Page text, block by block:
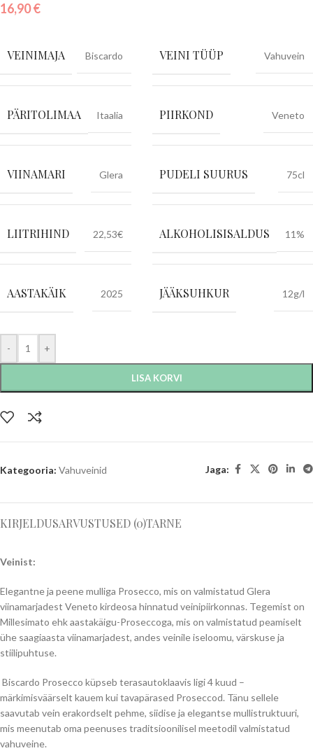
16,90€
VEINIMAJA Biscardo VEINI TÜÜP Vahuvein
PÄRITOLIMAA Itaalia PIIRKOND Veneto
VIINAMARI Glera PUDELI SUURUS 75cl
LIITRIHIND 22,53€ ALKOHOLISISALDUS 11%
AASTAKÄIK 2025 JÄÄKSUHKUR 12g/l
- +
LISA KORVI
Kategooria: Vahuveinid Jaga:
KIRJELDUSARVUSTUSED (0)TARNE
Veinist:
Elegantne ja peene mulliga Prosecco, mis on valmistatud Glera
viinamarjadest Veneto kirdeosa hinnatud veinipiirkonnas. Tegemist on
Millesimato ehk aastakäigu-Proseccoga, mis on valmistatud peamiselt
ühe saagiaasta viinamarjadest, andes veinile iseloomu, värskuse ja
stiilipuhtuse.
Biscardo Prosecco küpseb terasautoklaavis ligi 4 kuud –
märkimisväärselt kauem kui tavapärased Proseccod. Tänu sellele
saavutab vein erakordselt pehme, siidise ja elegantse mullistruktuuri,
mis meenutab oma peenuses traditsioonilisel meetodil valmistatud
vahuveine.